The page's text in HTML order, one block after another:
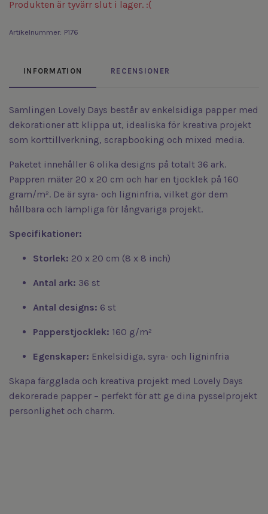
Produkten är tyvärr slut i lager. :(
Artikelnummer: P176
INFORMATION RECENSIONER
Samlingen Lovely Days består av enkelsidiga papper med
dekorationer att klippa ut, idealiska för kreativa projekt
som korttillverkning, scrapbooking och mixed media.
Paketet innehåller 6 olika designs på totalt 36 ark.
Pappren mäter 20 x 20 cm och har en tjocklek på 160
gram/m². De är syra- och ligninfria, vilket gör dem
hållbara och lämpliga för långvariga projekt.
Specifikationer:
Storlek: 20 x 20 cm (8 x 8 inch)
Antal ark: 36 st
Antal designs: 6 st
Papperstjocklek: 160 g/m²
Egenskaper: Enkelsidiga, syra- och ligninfria
Skapa färgglada och kreativa projekt med Lovely Days
dekorerade papper – perfekt för att ge dina pysselprojekt
personlighet och charm.